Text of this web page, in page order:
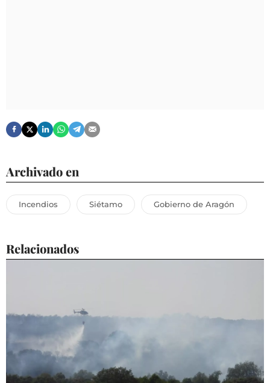
Archivado en
Incendios Siétamo Gobierno de Aragón
Relacionados